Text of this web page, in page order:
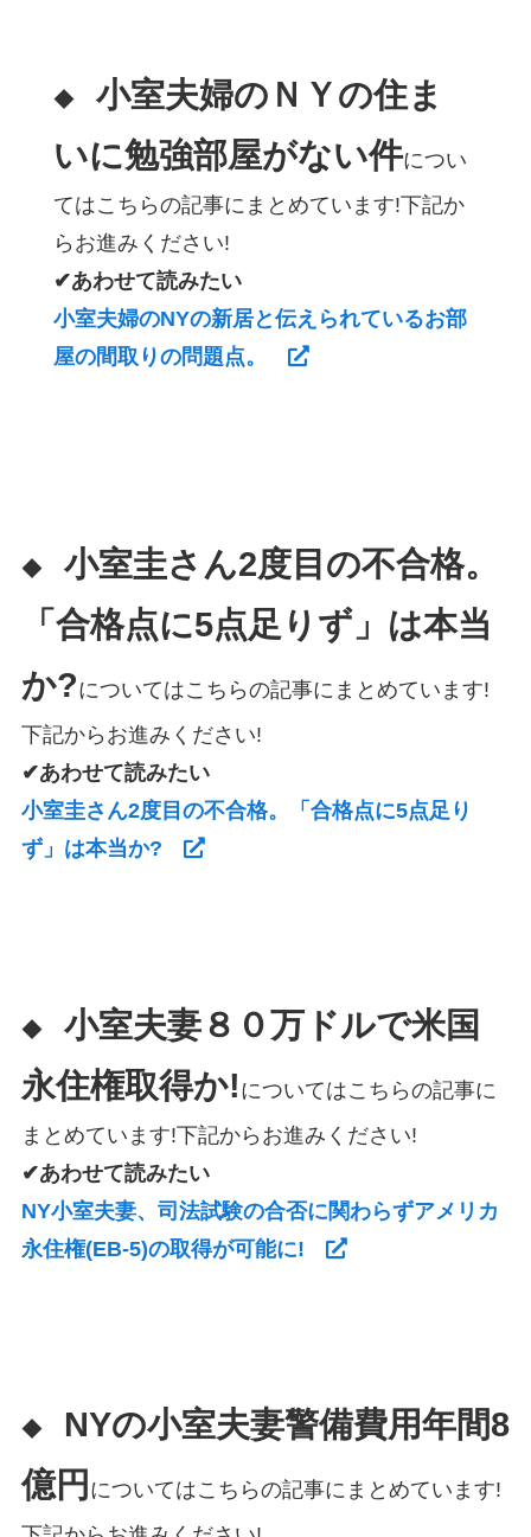
◆ 小室夫婦のＮＹの住ま
いに勉強部屋がない件につい
てはこちらの記事にまとめています!下記か
らお進みください!
✔あわせて読みたい
小室夫婦のNYの新居と伝えられているお部
屋の間取りの問題点。
◆ 小室圭さん2度目の不合格。
「合格点に5点足りず」は本当
か?についてはこちらの記事にまとめています!
下記からお進みください!
✔あわせて読みたい
小室圭さん2度目の不合格。「合格点に5点足り
ず」は本当か?
◆ 小室夫妻８０万ドルで米国
永住権取得か! についてはこちらの記事に
まとめています!下記からお進みください!
✔あわせて読みたい
NY小室夫妻、司法試験の合否に関わらずアメリカ
永住権(EB-5)の取得が可能に!
◆
NYの小室夫妻警備費用年間8
億円 についてはこちらの記事にまとめています!